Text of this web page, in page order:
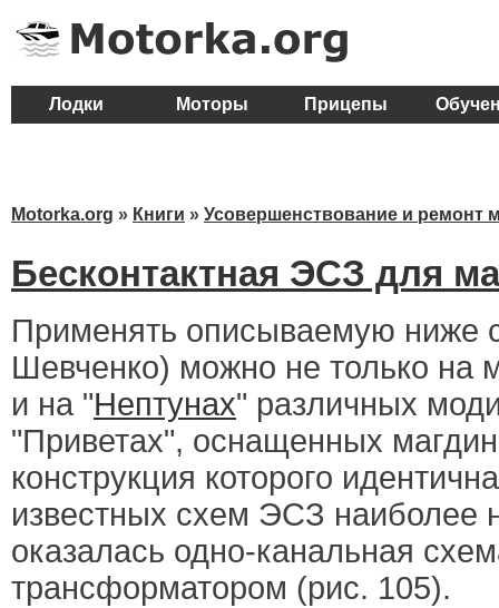
Лодки Моторы Прицепы
Motorka.org » Книги » Усовершенствование и ремонт
Бесконтактная ЭСЗ для
Применять описываемую ниже
Шевченко) можно не только на
и на "Нептунах" различных
"Приветах", оснащенных
конструкция которого
известных схем ЭСЗ наиболее
оказалась одно-канальная
трансформатором (рис. 105).